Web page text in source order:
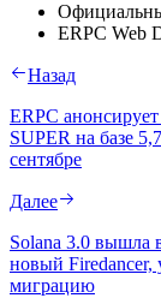
ERPC Web
Назад
ERPC
SUPER на базе
сентябре
Далее
Solana 3.0 вышла
новый Firedancer,
миграцию